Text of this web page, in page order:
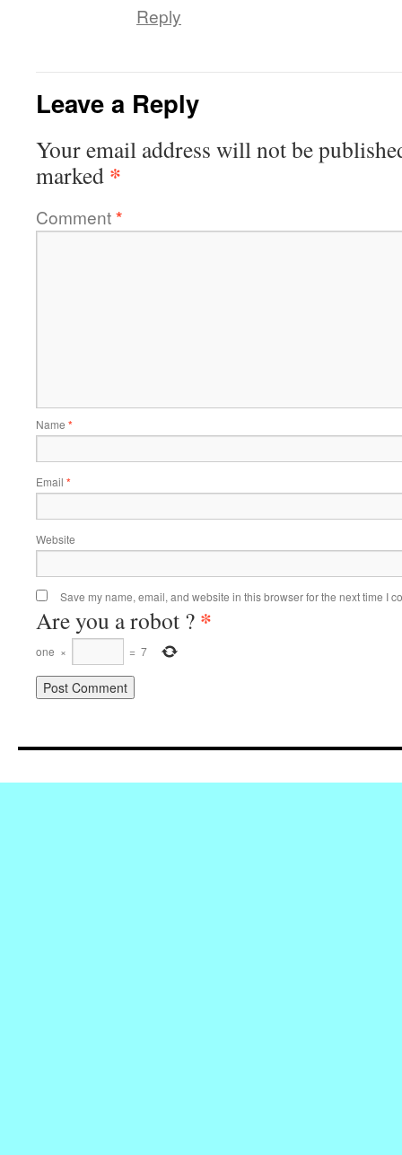
Reply
Leave a Reply
Your email address will not be
marked *
Comment*
Name *
Email *
Website
Save my name, email, and website in this browser for the next time I
Are you a robot ? *
one × = 7